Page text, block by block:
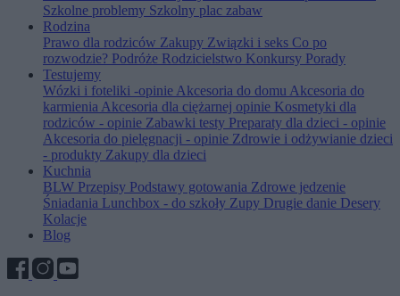
Szkolne problemy Szkolny plac zabaw
Rodzina
Prawo dla rodziców Zakupy Związki i seks Co po
rozwodzie? Podróże Rodzicielstwo Konkursy Porady
Testujemy
Wózki i foteliki -opinieAkcesoria do domu Akcesoria do
karmieniaAkcesoria dla ciężarnej opinie Kosmetyki dla
rodziców - opinie Zabawki testy Preparaty dla dzieci - opinie
Akcesoria do pielęgnacji - opinie Zdrowie i odżywianie dzieci
- produkty Zakupy dla dzieci
Kuchnia
BLW Przepisy Podstawy gotowania Zdrowe jedzenie
Śniadania Lunchbox - do szkoły Zupy Drugie danie Desery
Kolacje
Blog